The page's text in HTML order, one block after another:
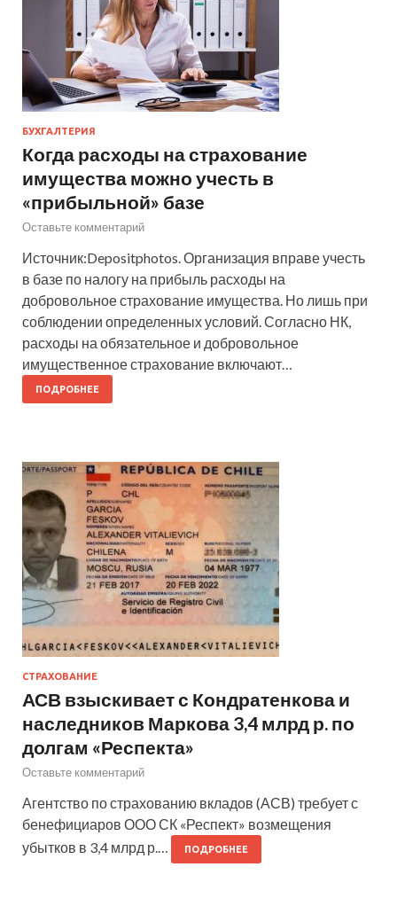
БУХГАЛТЕРИЯ
Когда расходы на страхование
имущества можно учесть в
«прибыльной» базе
Оставьте комментарий
Источник:Depositphotos. Организация вправе учесть
в базе по налогу на прибыль расходы на
добровольное страхование имущества. Но лишь при
соблюдении определенных условий. Согласно НК,
расходы на обязательное и добровольное
имущественное страхование включают…
ПОДРОБНЕЕ
СТРАХОВАНИЕ
АСВ взыскивает с Кондратенкова и
наследников Маркова 3,4 млрд р. по
долгам «Респекта»
Оставьте комментарий
Агентство по страхованию вкладов (АСВ) требует с
бенефициаров ООО СК «Респект» возмещения
убытков в 3,4 млрд р.…
ПОДРОБНЕЕ